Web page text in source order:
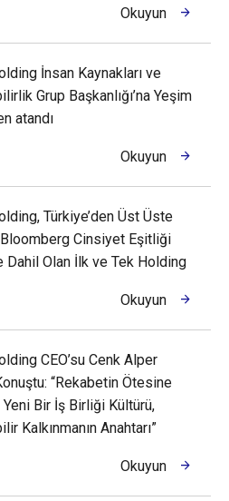
Okuyun
İnsan Kaynakları ve
Grup Başkanlığı’na Yeşim
atandı
Okuyun
Türkiye’den Üst Üste
Cinsiyet Eşitliği
Dahil Olan İlk ve Tek Holding
Okuyun
CEO’su Cenk Alper
“Rekabetin Ötesine
Yeni Bir İş Birliği Kültürü,
Kalkınmanın Anahtarı”
Okuyun